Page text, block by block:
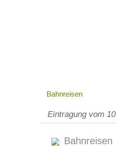
Bahnreisen
Eintragung vom